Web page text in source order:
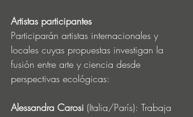
Artistas participantes
Participarán artistas internacionales y
locales cuyas propuestas investigan la
fusión entre arte y ciencia desde
perspectivas ecológicas:
Alessandra Carosi (Italia/París): Trabaja